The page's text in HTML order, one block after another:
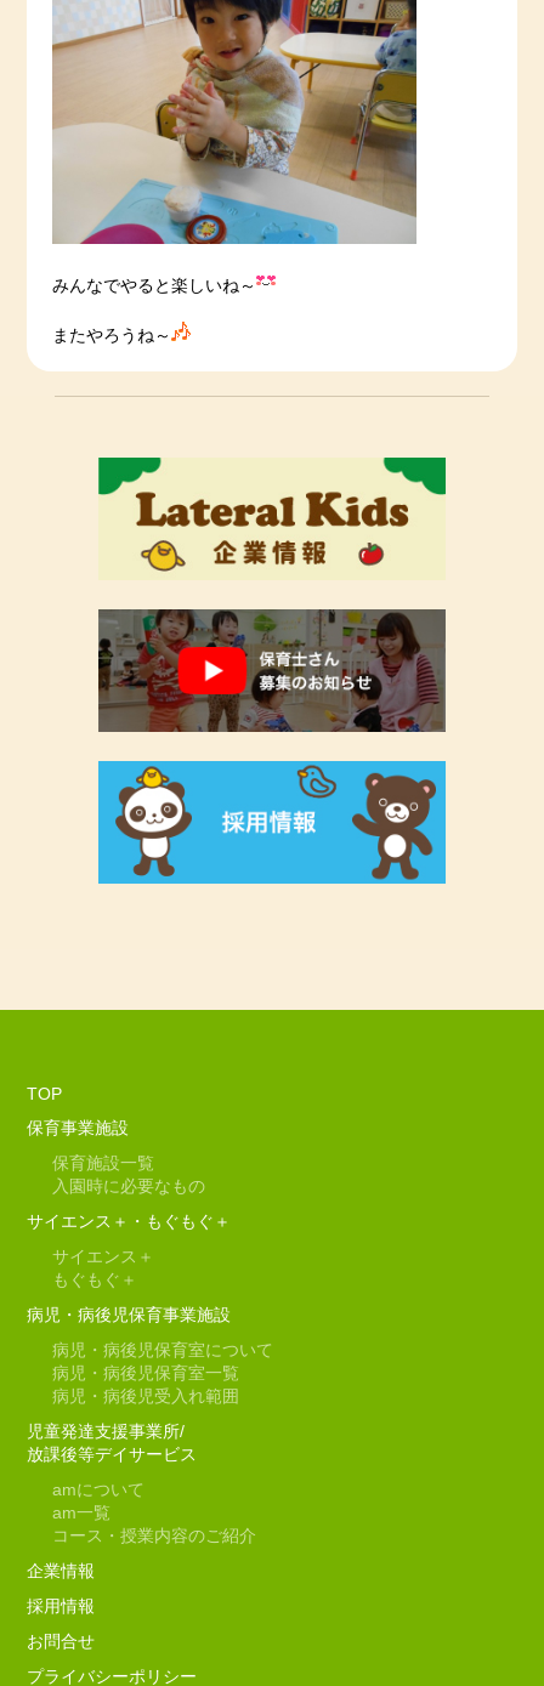
みんなでやると楽しいね～
またやろうね～
TOP
保育事業施設
保育施設一覧
入園時に必要なもの
サイエンス＋・もぐもぐ＋
サイエンス＋
もぐもぐ＋
病児・病後児保育事業施設
病児・病後児保育室について
病児・病後児保育室一覧
病児・病後児受入れ範囲
児童発達支援事業所/
放課後等デイサービス
amについて
am一覧
コース・授業内容のご紹介
企業情報
採用情報
お問合せ
プライバシーポリシー